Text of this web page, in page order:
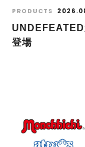
PRODUCTS
登場